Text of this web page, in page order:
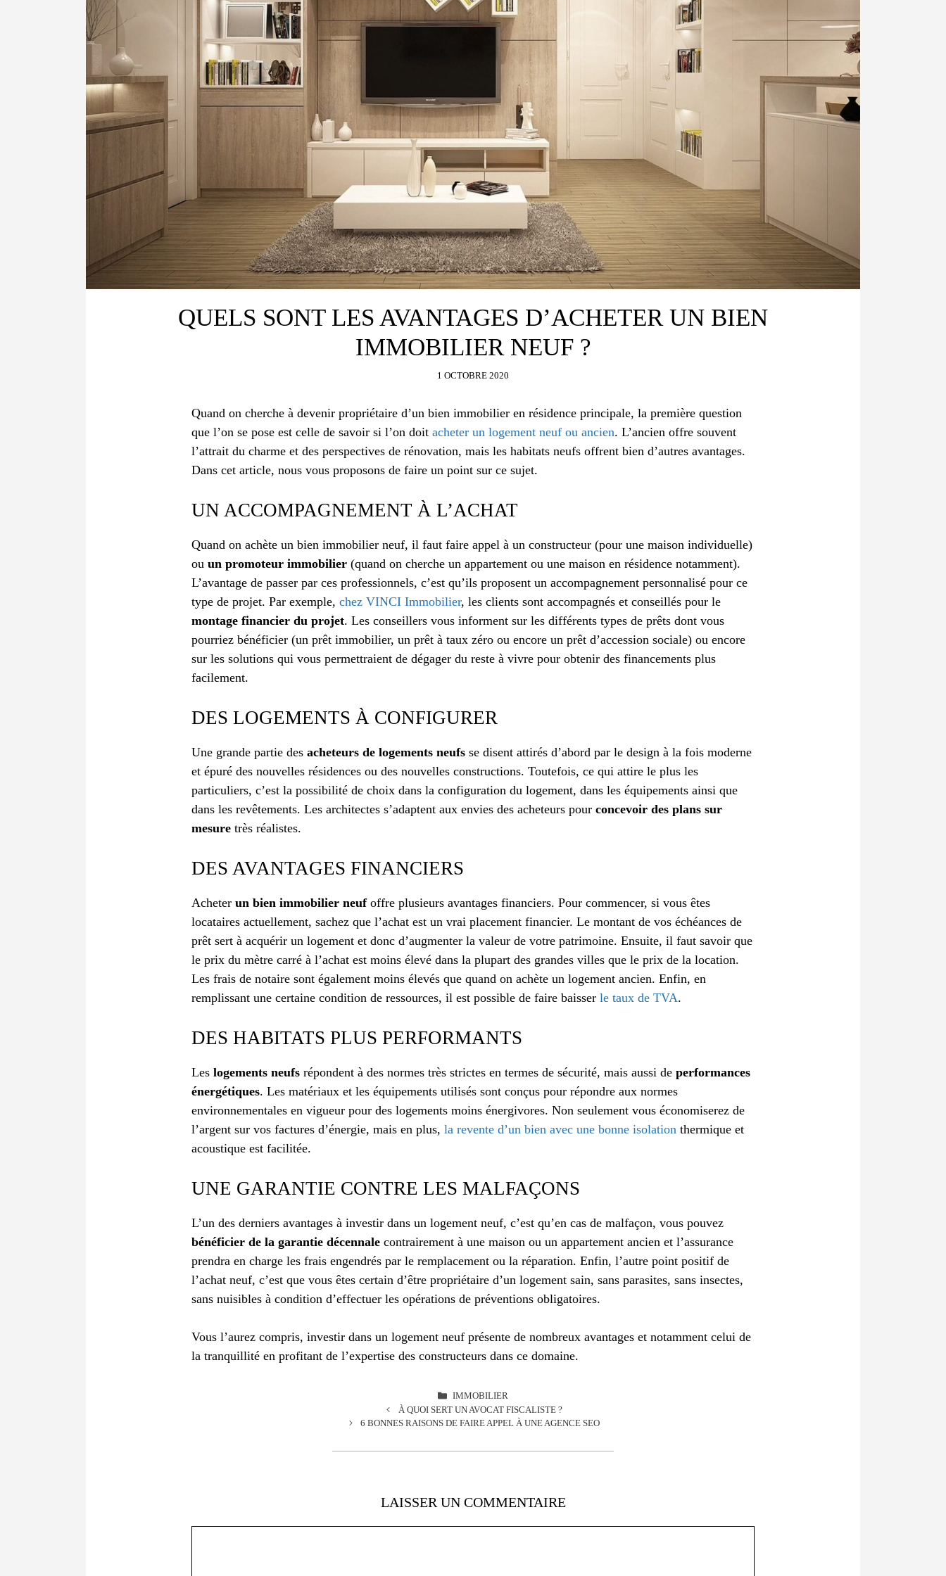
QUELS SONT LES AVANTAGES D’ACHETER UN BIEN
IMMOBILIER NEUF ?
1 OCTOBRE 2020
Quand on cherche à devenir propriétaire d’un bien immobilier en résidence principale, la première question
que l’on se pose est celle de savoir si l’on doit acheter un logement neuf ou ancien. L’ancien offre souvent
l’attrait du charme et des perspectives de rénovation, mais les habitats neufs offrent bien d’autres avantages.
Dans cet article, nous vous proposons de faire un point sur ce sujet.
UN ACCOMPAGNEMENT À L’ACHAT
Quand on achète un bien immobilier neuf, il faut faire appel à un constructeur (pour une maison individuelle)
ou un promoteur immobilier (quand on cherche un appartement ou une maison en résidence notamment).
L’avantage de passer par ces professionnels, c’est qu’ils proposent un accompagnement personnalisé pour ce
type de projet. Par exemple, chez VINCI Immobilier, les clients sont accompagnés et conseillés pour le
montage financier du projet. Les conseillers vous informent sur les différents types de prêts dont vous
pourriez bénéficier (un prêt immobilier, un prêt à taux zéro ou encore un prêt d’accession sociale) ou encore
sur les solutions qui vous permettraient de dégager du reste à vivre pour obtenir des financements plus
facilement.
DES LOGEMENTS À CONFIGURER
Une grande partie des acheteurs de logements neufs se disent attirés d’abord par le design à la fois moderne
et épuré des nouvelles résidences ou des nouvelles constructions. Toutefois, ce qui attire le plus les
particuliers, c’est la possibilité de choix dans la configuration du logement, dans les équipements ainsi que
dans les revêtements. Les architectes s’adaptent aux envies des acheteurs pour concevoir des plans sur
mesure très réalistes.
DES AVANTAGES FINANCIERS
Acheter un bien immobilier neufoffre plusieurs avantages financiers. Pour commencer, si vous êtes
locataires actuellement, sachez que l’achat est un vrai placement financier. Le montant de vos échéances de
prêt sert à acquérir un logement et donc d’augmenter la valeur de votre patrimoine. Ensuite, il faut savoir que
le prix du mètre carré à l’achat est moins élevé dans la plupart des grandes villes que le prix de la location.
Les frais de notaire sont également moins élevés que quand on achète un logement ancien. Enfin, en
remplissant une certaine condition de ressources, il est possible de faire baisser le taux de TVA.
DES HABITATS PLUS PERFORMANTS
Les logements neufs répondent à des normes très strictes en termes de sécurité, mais aussi de performances
énergétiques. Les matériaux et les équipements utilisés sont conçus pour répondre aux normes
environnementales en vigueur pour des logements moins énergivores. Non seulement vous économiserez de
l’argent sur vos factures d’énergie, mais en plus, la revente d’un bien avec une bonne isolation thermique et
acoustique est facilitée.
UNE GARANTIE CONTRE LES MALFAÇONS
L’un des derniers avantages à investir dans un logement neuf, c’est qu’en cas de malfaçon, vous pouvez
bénéficier de la garantie décennale contrairement à une maison ou un appartement ancien et l’assurance
prendra en charge les frais engendrés par le remplacement ou la réparation. Enfin, l’autre point positif de
l’achat neuf, c’est que vous êtes certain d’être propriétaire d’un logement sain, sans parasites, sans insectes,
sans nuisibles à condition d’effectuer les opérations de préventions obligatoires.
Vous l’aurez compris, investir dans un logement neuf présente de nombreux avantages et notamment celui de
la tranquillité en profitant de l’expertise des constructeurs dans ce domaine.
CATÉGORIES
IMMOBILIER
À QUOI SERT UN AVOCAT FISCALISTE ?
6 BONNES RAISONS DE FAIRE APPEL À UNE AGENCE SEO
LAISSER UN COMMENTAIRE